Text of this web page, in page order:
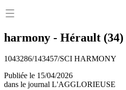
harmony - Hérault (34)
1043286/143457/SCI HARMONY
Publiée le 15/04/2026
dans le journal L'AGGLORIEUSE